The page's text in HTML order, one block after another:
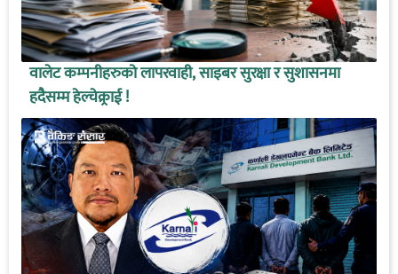
वालेट कम्पनीहरुको लापरवाही, साइबर सुरक्षा र सुशासनमा
हदैसम्म हेल्चेक्र्राई !